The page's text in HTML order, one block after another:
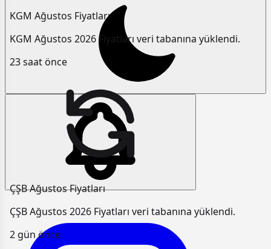
KGM Ağustos Fiyatları
KGM Ağustos 2026 Fiyatları veri tabanına yüklendi.
23 saat önce
ÇŞB Ağustos Fiyatları
ÇŞB Ağustos 2026 Fiyatları veri tabanına yüklendi.
2 gün önce